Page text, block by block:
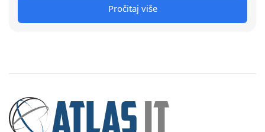
Pročitaj više